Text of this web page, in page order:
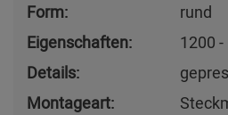
Form:
rund
Eigenschaften:
1200
Details:
Montageart: